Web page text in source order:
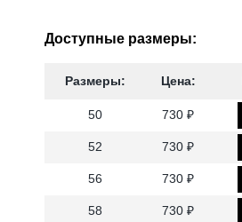
Доступные размеры:
Размеры: Цена:
50 730 ₽
52 730 ₽
56 730 ₽
58 730 ₽